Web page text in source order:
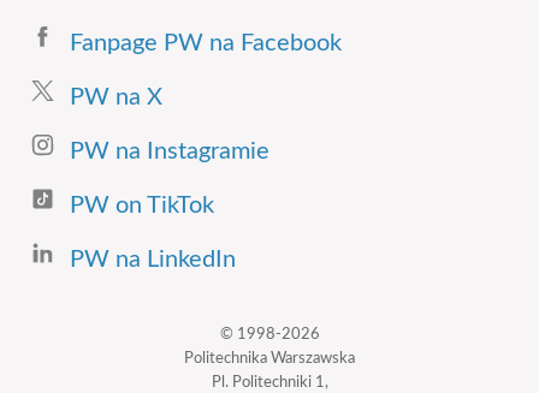
Fanpage PW na Facebook
PW na X
PW na Instagramie
PW on TikTok
PW na LinkedIn
© 1998-2026
Politechnika Warszawska
Pl. Politechniki 1,